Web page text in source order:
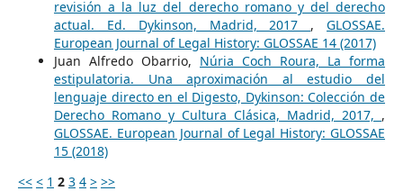
revisión a la luz del derecho romano y del derecho
actual. Ed. Dykinson, Madrid, 2017 ,GLOSSAE.
European Journal of Legal History: GLOSSAE 14 (2017)
Juan Alfredo Obarrio, Núria Coch Roura, La forma
estipulatoria. Una aproximación al estudio del
lenguaje directo en el Digesto, Dykinson: Colección de
Derecho Romano y Cultura Clásica, Madrid, 2017, ,
GLOSSAE. European Journal of Legal History: GLOSSAE
15 (2018)
<< < 1 2 3 4 > >>